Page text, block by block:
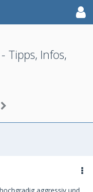
Tipps, Infos,